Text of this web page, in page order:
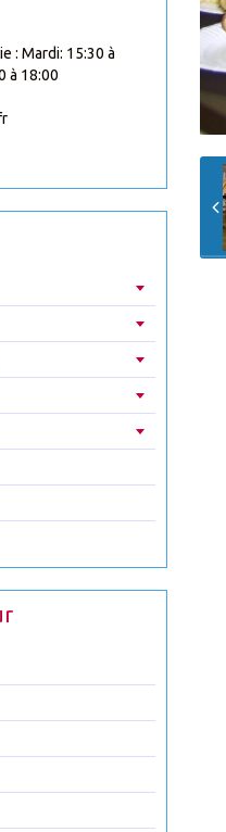
: Mardi: 15:30 à
à 18:00